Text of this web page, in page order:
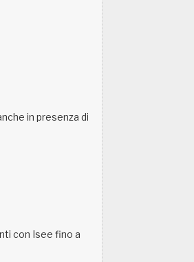
in presenza di
con Isee fino a